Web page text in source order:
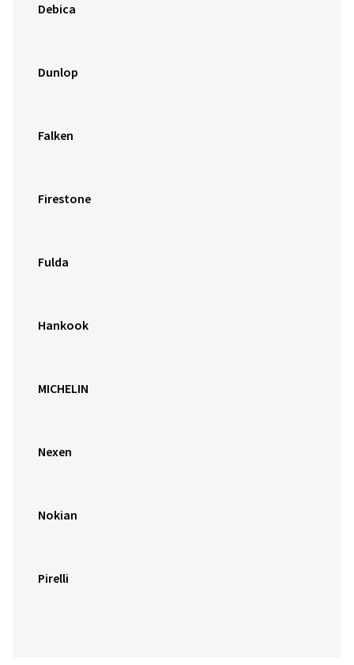
Debica
Dunlop
Falken
Firestone
Fulda
Hankook
MICHELIN
Nexen
Nokian
Pirelli